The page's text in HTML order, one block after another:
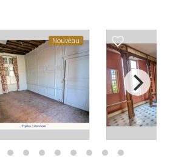
favorite_border Nouveau favorite_border